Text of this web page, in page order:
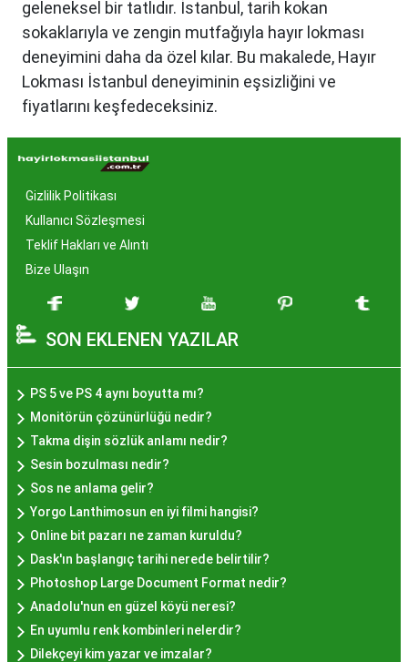
geleneksel bir tatlıdır. İstanbul, tarih kokan
sokaklarıyla ve zengin mutfağıyla hayır lokması
deneyimini daha da özel kılar. Bu makalede, Hayır
Lokması İstanbul deneyiminin eşsizliğini ve
fiyatlarını keşfedeceksiniz.
Hayır Lokması İstanbul'da
Neden Popüler?
İstanbul, tarih ve kültür mirasıyla öne çıkan bir
şehir olmasıyla birlikte, geleneksel lezzetlerle de
zenginleşmiştir. Hayır lokması, özel günlerde
hazırlanan ve lezzetiyle damaklarda unutulmaz
izler bırakan bir tatlıdır. İstanbul'da popüler
olmasının arkasında bu eşsiz lezzetin herkesi
cezbetmesi ve geleneksel dokunuşlarla
hazırlanması yatmaktadır.
Hayır Lokması İstanbul'da
Nerede Bulunur?
İstanbul genelinde birçok yerel işletme ve
pastane, hayır lokması sunmaktadır. Geleneksel
tatları sevenler için Sultanahmet, Eminönü, ve
Eyüp gibi tarihi semtlerdeki lokantalarda Hayır
Lokması deneyimi daha da özel olabilir. Ayrıca,
Beyoğlu, Kadıköy, ve Beşiktaş gibi modern
Gizlilik Politikası
Kullanıcı Sözleşmesi
Teklif Hakları ve Alıntı
Bize Ulaşın
SON EKLENEN YAZILAR
PS 5 ve PS 4 aynı boyutta mı?
Monitörün çözünürlüğü nedir?
Takma dişin sözlük anlamı nedir?
Sesin bozulması nedir?
Sos ne anlama gelir?
Yorgo Lanthimosun en iyi filmi hangisi?
Online bit pazarı ne zaman kuruldu?
Dask'ın başlangıç tarihi nerede belirtilir?
Photoshop Large Document Format nedir?
Anadolu'nun en güzel köyü neresi?
En uyumlu renk kombinleri nelerdir?
Dilekçeyi kim yazar ve imzalar?